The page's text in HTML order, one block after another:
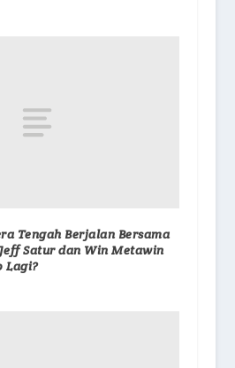
Tengah Berjalan Bersama
Satur dan Win Metawin
Lagi?